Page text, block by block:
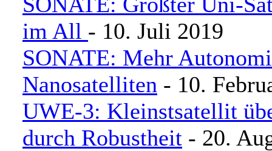
im All - 10. Juli 2019
SONATE: Mehr
Nanosatelliten - 10.
UWE-3: Kleinstsatellit
durch Robustheit - 20.